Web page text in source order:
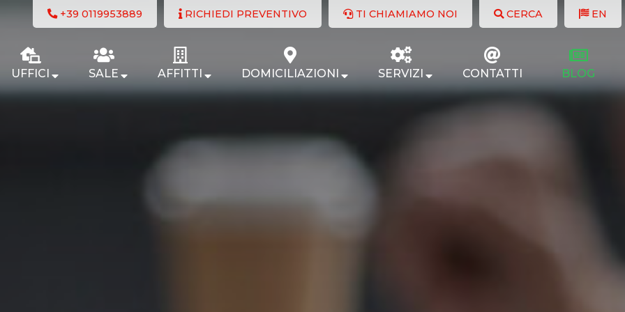
+39 0119953889 RICHIEDI PREVENTIVO TI CHIAMIAMO NOI CERCA EN
UFFICI SALE AFFITTI DOMICILIAZIONI SERVIZI CONTATTI BLOG